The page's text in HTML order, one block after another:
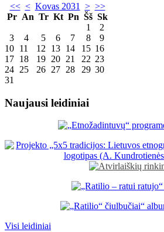
<< < Kovas 2031 > >>
Pr An Tr Kt Pn Šš Sk
1
2
3
4 5 6 7 8
9
10 11 12 13 14 15 16
17 18 19 20 21 22 23
24 25 26 27 28 29 30
31
Naujausi leidiniai
Visi leidiniai